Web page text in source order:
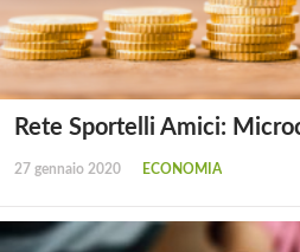
Rete Sportelli Amici:
27 gennaio 2020 ECONOMIA